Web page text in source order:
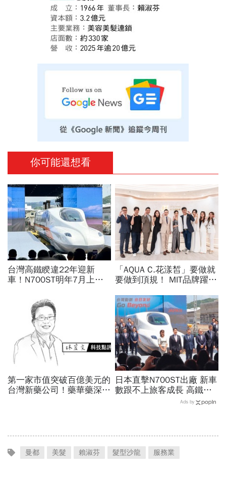
你可能還想看
台灣高鐵睽違22年迎新
車！N700ST明年7月上
史哲：台灣動脈再升級
「AQUA C.花漾皙」要做就
要做到頂規！ MIT品牌躍上
美業生醫新高度
第一家市值突破百億美元的
台灣新藥公司！藥華藥深耕
日本直擊N700ST出廠 新車
數跟不上旅客成長 高鐵遇3
Ads by
曼都 美髮 賴淑芬 髮型沙龍 服務業